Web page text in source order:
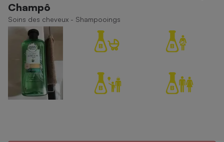
Champô
Soins des cheveux - Shampooings